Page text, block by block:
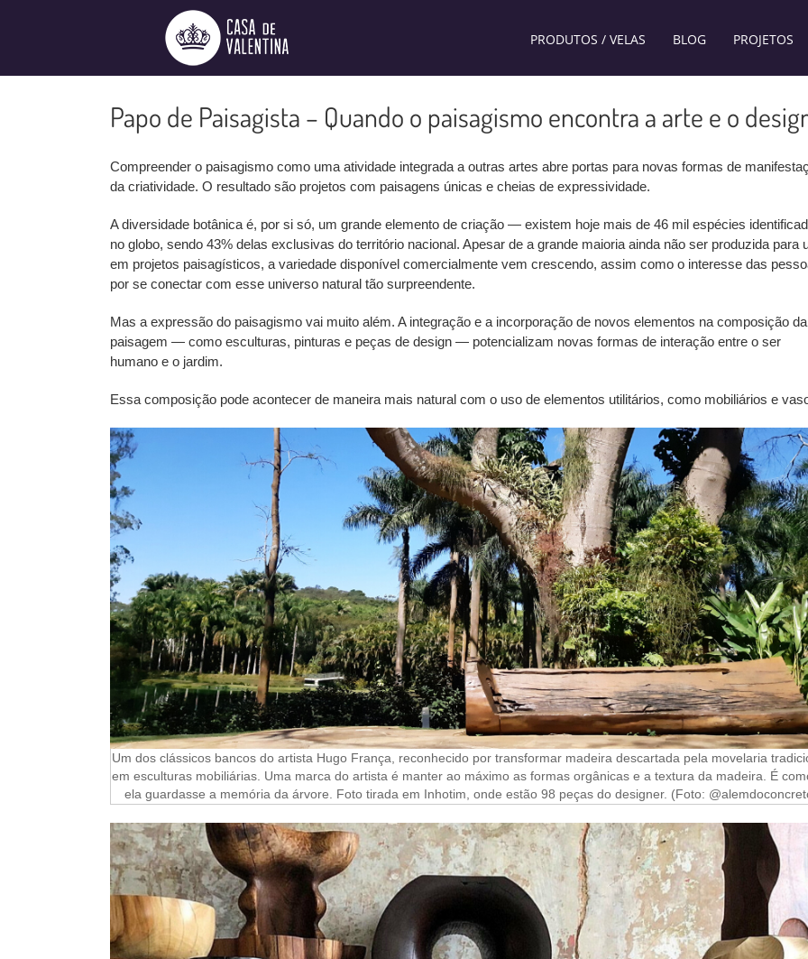
PRODUTOS / VELAS BLOG PROJETOS
Papo de Paisagista – Quando o paisagismo encontra a arte e o
Compreender o paisagismo como uma atividade integrada a outras artes abre portas para novas formas de
da criatividade. O resultado são projetos com paisagens únicas e cheias de expressividade.
A diversidade botânica é, por si só, um grande elemento de criação — existem hoje mais de 46 mil espécies
no globo, sendo 43% delas exclusivas do território nacional. Apesar de a grande maioria ainda não ser produzida para
em projetos paisagísticos, a variedade disponível comercialmente vem crescendo, assim como o interesse das
por se conectar com esse universo natural tão surpreendente.
Mas a expressão do paisagismo vai muito além. A integração e a incorporação de novos elementos na composição da
paisagem — como esculturas, pinturas e peças de design — potencializam novas formas de interação entre o ser
humano e o jardim.
Essa composição pode acontecer de maneira mais natural com o uso de elementos utilitários, como mobiliários e
Um dos clássicos bancos do artista Hugo França, reconhecido por transformar madeira descartada pela movelaria
em esculturas mobiliárias. Uma marca do artista é manter ao máximo as formas orgânicas e a textura da madeira. É
ela guardasse a memória da árvore. Foto tirada em Inhotim, onde estão 98 peças do designer. (Foto: